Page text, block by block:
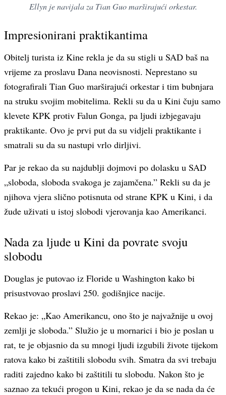
Ellyn je navijala za Tian Guo marširajući orkestar.
Impresionirani praktikantima
Obitelj turista iz Kine rekla je da su stigli u SAD baš na
vrijeme za proslavu Dana neovisnosti. Neprestano su
fotografirali Tian Guo marširajući orkestar i tim bubnjara
na struku svojim mobitelima. Rekli su da u Kini čuju samo
klevete KPK protiv Falun Gonga, pa ljudi izbjegavaju
praktikante. Ovo je prvi put da su vidjeli praktikante i
smatrali su da su nastupi vrlo dirljivi.
Par je rekao da su najdublji dojmovi po dolasku u SAD
„sloboda, sloboda svakoga je zajamčena.” Rekli su da je
njihova vjera slično potisnuta od strane KPK u Kini, i da
žude uživati u istoj slobodi vjerovanja kao Amerikanci.
Nada za ljude u Kini da povrate svoju
slobodu
Douglas je putovao iz Floride u Washington kako bi
prisustvovao proslavi 250. godišnjice nacije.
Rekao je: „Kao Amerikancu, ono što je najvažnije u ovoj
zemlji je sloboda.” Služio je u mornarici i bio je poslan u
rat, te je objasnio da su mnogi ljudi izgubili živote tijekom
ratova kako bi zaštitili slobodu svih. Smatra da svi trebaju
raditi zajedno kako bi zaštitili tu slobodu. Nakon što je
saznao za tekući progon u Kini, rekao je da se nada da će